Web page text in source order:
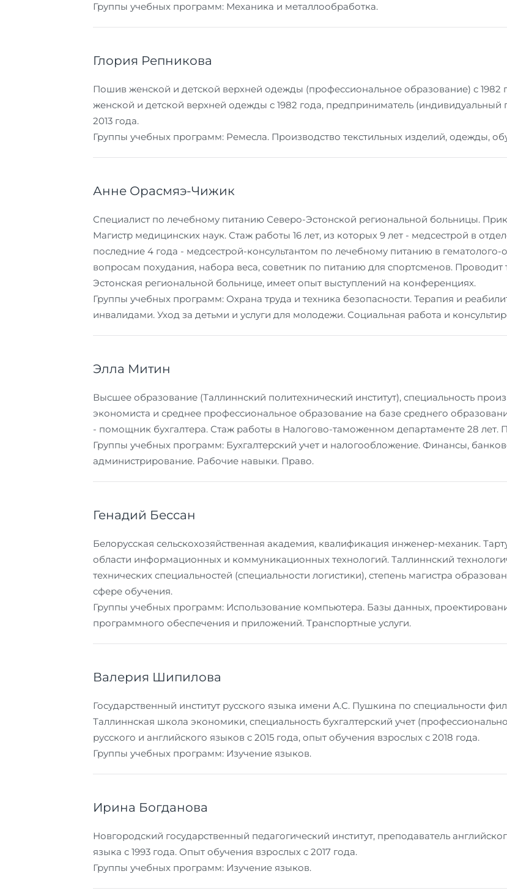
Группы учебных программ: Механика и металлообработка.
Глория Репникова
Пошив женской и детской верхней одежды (профессиональное образование) с
женской и детской верхней одежды с 1982 года, предприниматель (индивидуальный
2013 года.
Группы учебных программ: Ремесла. Производство текстильных изделий, одежды,
Анне Орасмяэ-Чижик
Специалист по лечебному питанию Северо-Эстонской региональной больницы.
Магистр медицинских наук. Стаж работы 16 лет, из которых 9 лет - медсестрой в
последние 4 года - медсестрой-консультантом по лечебному питанию в гематолого-
вопросам похудания, набора веса, советник по питанию для спортсменов. Проводит
Эстонская региональной больнице, имеет опыт выступлений на конференциях.
Группы учебных программ: Охрана труда и техника безопасности. Терапия и
инвалидами. Уход за детьми и услуги для молодежи. Социальная работа и
Элла Митин
Высшее образование (Таллиннский политехнический институт), специальность
экономиста и среднее профессиональное образование на базе среднего
- помощник бухгалтера. Стаж работы в Налогово-таможенном департаменте 28 лет.
Группы учебных программ: Бухгалтерский учет и налогообложение. Финансы,
администрирование. Рабочие навыки. Право.
Генадий Бессан
Белорусская сельскохозяйственная академия, квалификация инженер-механик.
области информационных и коммуникационных технологий. Таллиннский
технических специальностей (специальности логистики), степень магистра
сфере обучения.
Группы учебных программ: Использование компьютера. Базы данных,
программного обеспечения и приложений. Транспортные услуги.
Валерия Шипилова
Государственный институт русского языка имени А.С. Пушкина по специальности
Таллиннская школа экономики, специальность бухгалтерский учет
русского и английского языков с 2015 года, опыт обучения взрослых с 2018 года.
Группы учебных программ: Изучение языков.
Ирина Богданова
Новгородский государственный педагогический институт, преподаватель
языка с 1993 года. Опыт обучения взрослых с 2017 года.
Группы учебных программ: Изучение языков.